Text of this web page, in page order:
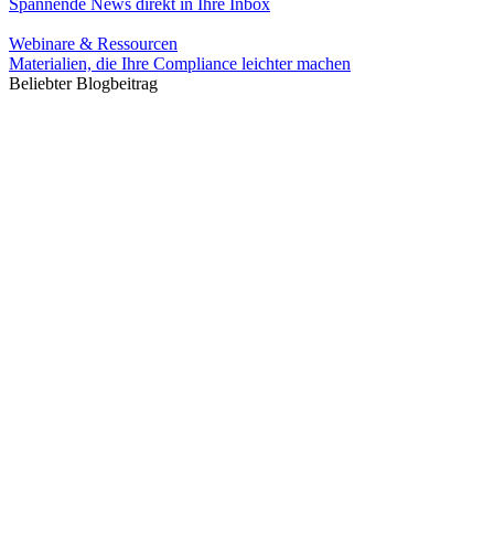
Spannende News direkt in Ihre Inbox
Webinare & Ressourcen
Materialien, die Ihre Compliance leichter machen
Beliebter Blogbeitrag